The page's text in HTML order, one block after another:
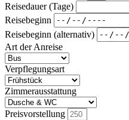
Reisedauer (Tage)
Reisebeginn
Reisebeginn (alternativ)
Art der Anreise
Verpflegungsart
Zimmerausstattung
Preisvorstellung